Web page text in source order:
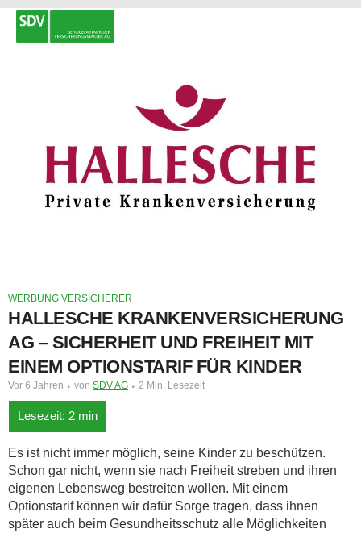
WERBUNG VERSICHERER
HALLESCHE KRANKENVERSICHERUNG
AG – SICHERHEIT UND FREIHEIT MIT
EINEM OPTIONSTARIF FÜR KINDER
Vor 6 Jahren von SDV AG 2 Min. Lesezeit
Es ist nicht immer möglich, seine Kinder zu beschützen.
Schon gar nicht, wenn sie nach Freiheit streben und ihren
eigenen Lebensweg bestreiten wollen. Mit einem
Optionstarif können wir dafür Sorge tragen, dass ihnen
später auch beim Gesundheitsschutz alle Möglichkeiten